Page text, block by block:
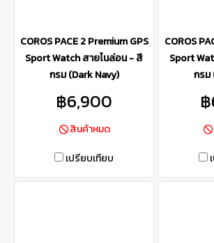
COROS PACE 2 Premium GPS
Sport Watch สายไนล่อน - สี
กรม (Dark Navy)
฿6,900
สินค้าหมด
เปรียบเทียบ
COROS
Sport
กรม